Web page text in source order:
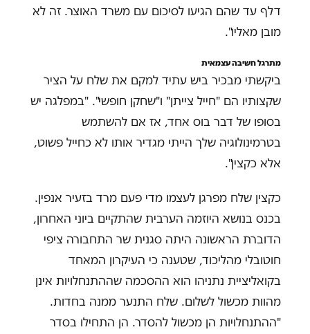
דלף עד שהם הגיעו לסיכום עם משרד האוצר. זה לא
מובן מאליו".
מתרגל חשיבה עצמאית
ביקשתי מבכיר ביש עתיד למקם את שלח על הציר
שקצותיו הם "חייל צייתן" ו"שחקן חופשי". "במפלגה יש
בסופו של דבר בוס אחד, אז אם להשתמש
בטרמינולוגיה שלך הייתי מגדיר אותו לא כחייל פשוט,
אלא כקצין".
כקצין שלח מפרגן לעצמו מדי פעם מרד בזעיר אנפין.
בכנס בנושא היוזמה הערבית שהתקיים ביוני האחרון,
הדוברת הראשונה היתה סגנית שר התחבורה ציפי
חוטובלי מהליכוד, שטענה כי העיקרון המאחד
בקואליציית נתניהו הוא ההסכמה שההתנחלויות אינן
מהוות מכשול לשלום. שלח התנער ממנה בחדות.
"ההתנחלויות הן מכשול להסדר. הן התחילו בסדר